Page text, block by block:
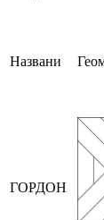
Названи
ГОРДОН